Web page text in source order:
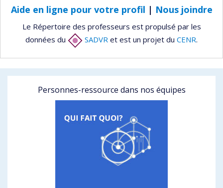
Aide en ligne pour votre profil | Nous joindre
Le Répertoire des professeurs est propulsé par les
données du
SADVR et est un projet du CENR.
Personnes-ressource dans nos équipes